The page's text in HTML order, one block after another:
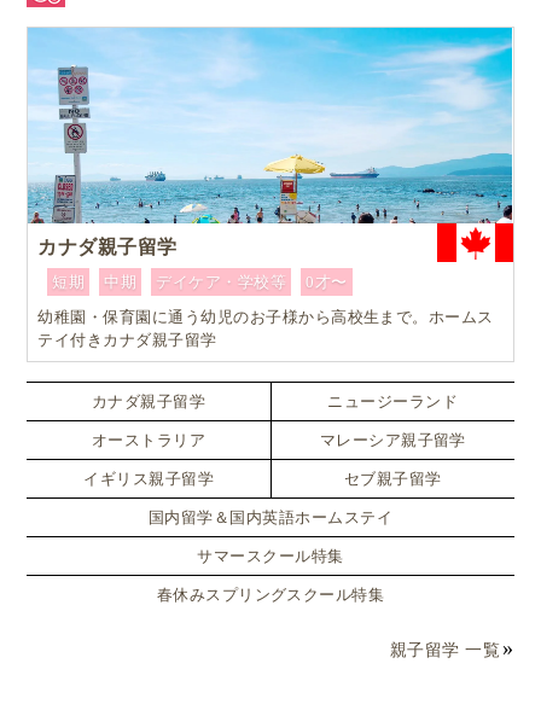
カナダ親子留学
短期 中期 デイケア・学校等
0才〜
幼稚園・保育園に通う幼児のお子様から高校生まで。ホームス
テイ付きカナダ親子留学
カナダ親子留学 ニュージーランド
オーストラリア マレーシア親子留学
イギリス親子留学 セブ親子留学
国内留学＆国内英語ホームステイ
サマースクール特集
春休みスプリングスクール特集
親子留学 一覧